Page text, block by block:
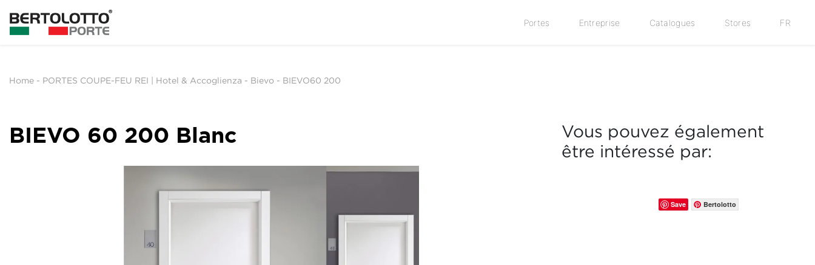
Portes Entreprise Catalogues Stores FR
Home - PORTES COUPE-FEU REI | Hotel & Accoglienza - Bievo - BIEVO60 200
BIEVO 60 200 Blanc
Vous pouvez également
être intéressé par:
Save Bertolotto